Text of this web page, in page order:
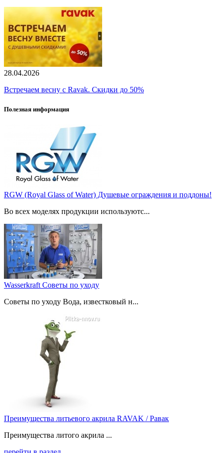
28.04.2026
Встречаем весну с Ravak. Скидки до 50%
Полезная информация
RGW (Royal Glass of Water) Душевые ограждения и поддоны!
Во всех моделях продукции используютс...
Wasserkraft Советы по уходу
Советы по уходу Вода, известковый н...
Преимущества литьевого акрила RAVAK / Равак
Преимущества литого акрила ...